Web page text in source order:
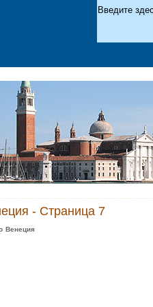
- Страница 7
Венеция